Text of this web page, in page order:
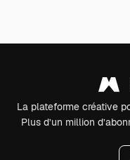
La plateforme créative
Plus d’un million